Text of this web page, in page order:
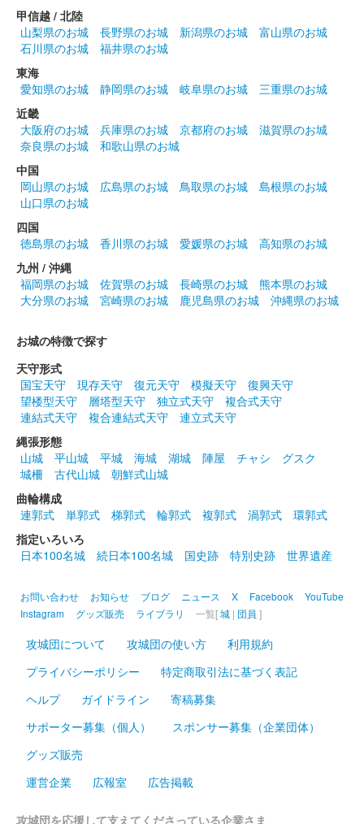
甲信越 / 北陸
山梨県のお城
長野県のお城 新潟県のお城
富山県のお城
石川県のお城
福井県のお城
東海
愛知県のお城
静岡県のお城 岐阜県のお城
三重県のお城
近畿
大阪府のお城
兵庫県のお城 京都府のお城
滋賀県のお城
奈良県のお城
和歌山県のお城
中国
岡山県のお城
広島県のお城 鳥取県のお城
島根県のお城
山口県のお城
四国
徳島県のお城
香川県のお城 愛媛県のお城
高知県のお城
九州 / 沖縄
福岡県のお城
佐賀県のお城 長崎県のお城
熊本県のお城
大分県のお城
宮崎県のお城 鹿児島県のお城 沖縄県のお城
お城の特徴で探す
天守形式
国宝天守
現存天守 復元天守 模擬天守
復興天守
望楼型天守
層塔型天守 独立式天守
複合式天守
連結式天守
複合連結式天守
連立式天守
縄張形態
山城
平山城 平城 海城 湖城 陣屋 チャシ
グスク
城柵
古代山城
朝鮮式山城
曲輪構成
連郭式
単郭式 梯郭式 輪郭式 複郭式 渦郭式
環郭式
指定いろいろ
日本100名城
続日本100名城 国史跡 特別史跡 世界遺産
お問い合わせ お知らせ ブログ ニュース X Facebook
YouTube
Instagram
グッズ販売 ライブラリ 一覧[城 | 団員 ]
攻城団について 攻城団の使い方
利用規約
プライバシーポリシー
特定商取引法に基づく表記
ヘルプ
ガイドライン
寄稿募集
サポーター募集（個人）
スポンサー募集（企業団体）
グッズ販売
運営企業
広報室 広告掲載
攻城団を応援して支えてくださっている企業さま